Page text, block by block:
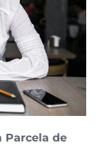
Parcela de